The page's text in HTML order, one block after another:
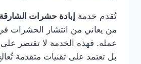
تُقدم خدمة إبادة حشرات الشارقة
من يعاني من انتشار الحشرات
عمله. فهذه الخدمة لا تقتصر
بل تعتمد على تقنيات متقدمة